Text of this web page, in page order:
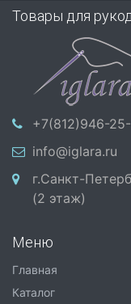
Товары для
+7(812)946-
info@iglara.ru
г.Санкт-
(2 этаж)
Меню
Главная
Каталог